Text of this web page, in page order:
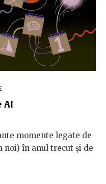
AI
momente legate de
noi) în anul trecut și de